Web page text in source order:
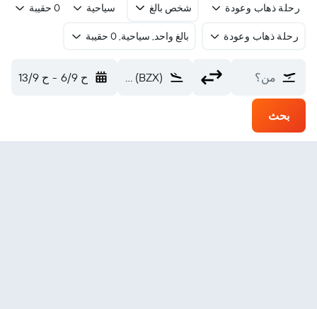
رحلة ذهاب وعودة شخص بالغ سياحية 0 حقيبة
رحلة ذهاب وعودة بالغ واحد, سياحية, 0 حقيبة
من؟ Enyang (BZX) ح 6/9 - ح 13/9
بحث